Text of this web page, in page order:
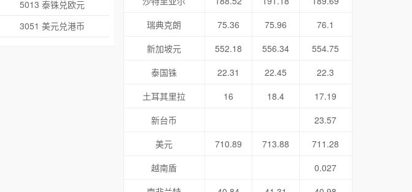
5013 泰铢兑欧元
3051 美元兑港币
瑞典克朗
75.36 75.96
76.1
新加坡元
552.18 556.34
554.75
泰国铢
22.31 22.45
22.3
土耳其里拉
16 18.4
17.19
新台币
23.57
美元
710.89 713.88
711.28
越南盾
0.027